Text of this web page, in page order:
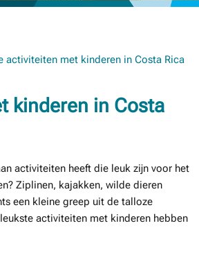
activiteiten met kinderen in Costa Rica
kinderen in Costa
activiteiten heeft die leuk zijn voor het
Ziplinen, kajakken, wilde dieren
een kleine greep uit de talloze
activiteiten met kinderen hebben